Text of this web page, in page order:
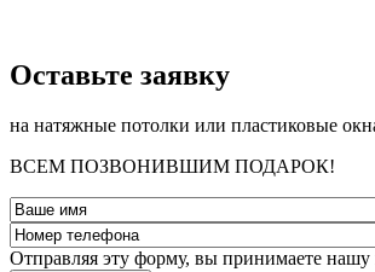
­Оставьте заявку
на натяжные потолки или пластиковые
ВСЕМ ПОЗВОНИВШИМ ПОДАРОК!
Отправляя эту форму, вы принимаете